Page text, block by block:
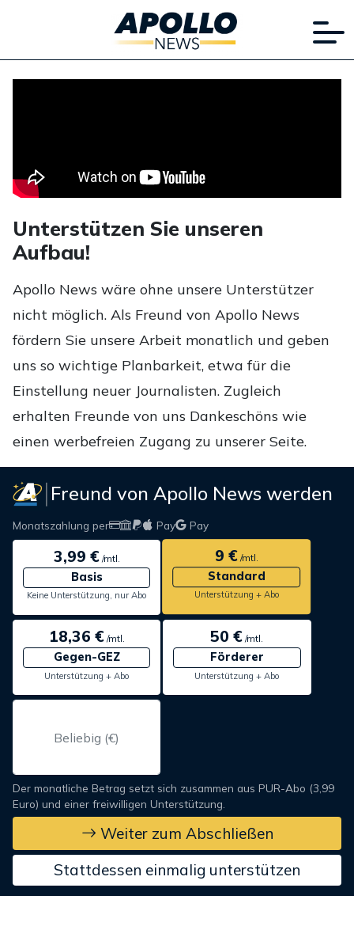
Unterstützen Sie unseren
Aufbau!
Apollo News wäre ohne unsere Unterstützer
nicht möglich. Als Freund von Apollo News
fördern Sie unsere Arbeit monatlich und geben
uns so wichtige Planbarkeit, etwa für die
Einstellung neuer Journalisten. Zugleich
erhalten Freunde von uns Dankeschöns wie
einen werbefreien Zugang zu unserer Seite.
Freund von Apollo News werden
Monatszahlung per Pay Pay
3,99 €/mtl.
Basis
Keine Unterstützung, nur Abo
9 €/mtl.
Standard
Unterstützung + Abo
18,36 €/mtl.
Gegen-GEZ
Unterstützung + Abo
50 € /mtl.
Förderer
Unterstützung + Abo
Der monatliche Betrag setzt sich zusammen aus PUR-Abo (3,99
Euro) und einer freiwilligen Unterstützung.
Weiter zum Abschließen
Stattdessen einmalig unterstützen